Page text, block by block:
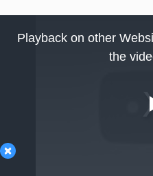
×
Playback on other
the